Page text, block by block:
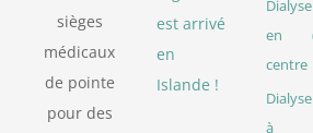
sièges
médicaux
de pointe
pour des
est arrivé
en
Islande !
Dialyse
en
centre
Dialyse
à